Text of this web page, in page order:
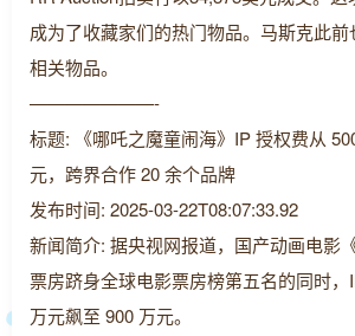
成为了收藏家们的热门物品。马斯克此
相关物品。
———————-
标题: 《哪吒之魔童闹海》IP 授权费从
元，跨界合作 20 余个品牌
发布时间: 2025-03-22T08:07:33.92
新闻简介: 据央视网报道，国产动画电影
票房跻身全球电影票房榜第五名的同时
万元飙至 900 万元。